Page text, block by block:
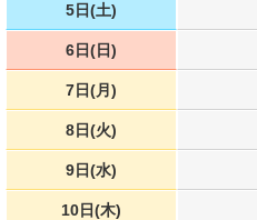
5日(土)
6日(日)
7日(月)
8日(火)
9日(水)
10日(木)